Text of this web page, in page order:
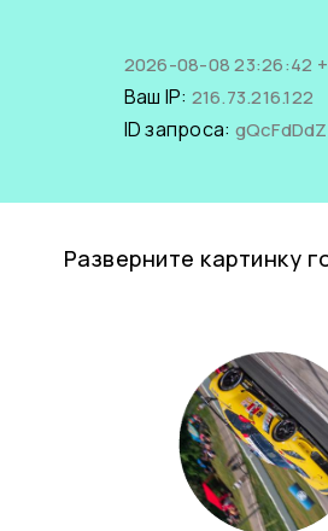
2026-08-08 23:26:42
Ваш IP: 216.73.216.122
ID запроса:
Разверните картинку